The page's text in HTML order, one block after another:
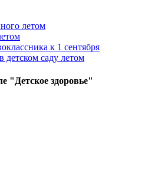
летом
к 1 сентября
детском саду летом
"Детское здоровье"